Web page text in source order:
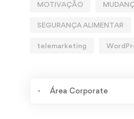
MOTIVAÇÃO
SEGURANÇA ALIMENTAR
telemarketing
Área Corporate